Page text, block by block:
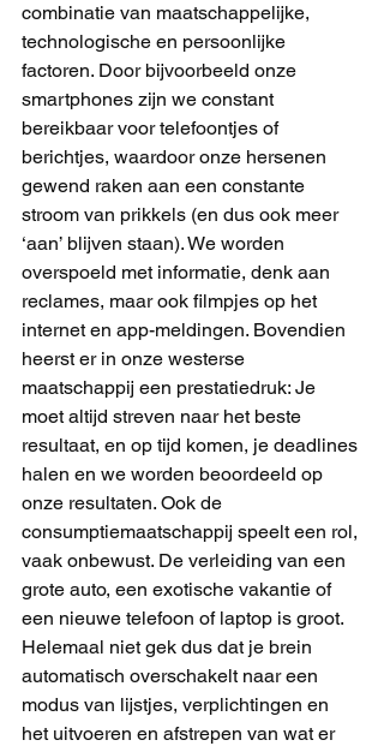
combinatie van maatschappelijke,
technologische en persoonlijke
factoren. Door bijvoorbeeld onze
smartphones zijn we constant
bereikbaar voor telefoontjes of
berichtjes, waardoor onze hersenen
gewend raken aan een constante
stroom van prikkels (en dus ook meer
‘aan’ blijven staan). We worden
overspoeld met informatie, denk aan
reclames, maar ook filmpjes op het
internet en app-meldingen. Bovendien
heerst er in onze westerse
maatschappij een prestatiedruk: Je
moet altijd streven naar het beste
resultaat, en op tijd komen, je deadlines
halen en we worden beoordeeld op
onze resultaten. Ook de
consumptiemaatschappij speelt een rol,
vaak onbewust. De verleiding van een
grote auto, een exotische vakantie of
een nieuwe telefoon of laptop is groot.
Helemaal niet gek dus dat je brein
automatisch overschakelt naar een
modus van lijstjes, verplichtingen en
het uitvoeren en afstrepen van wat er